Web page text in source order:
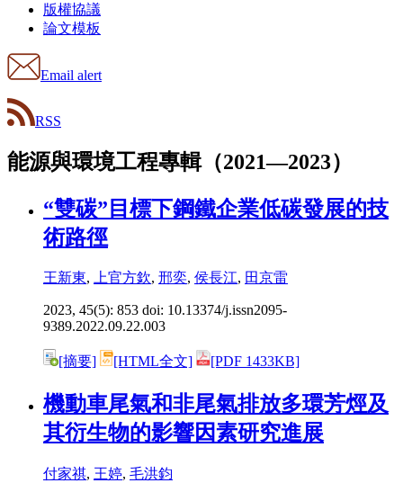
版權協議
論文模板
Email alert
RSS
能源與環境工程專輯（2021—2023）
“雙碳”目標下鋼鐵企業低碳發展的技
術路徑
王新東, 上官方欽, 邢奕, 侯長江, 田京雷
2023, 45(5): 853 doi: 10.13374/j.issn2095-
9389.2022.09.22.003
[摘要] [HTML全文] [PDF 1433KB]
機動車尾氣和非尾氣排放多環芳烴及
其衍生物的影響因素研究進展
付家祺, 王婷, 毛洪鈞